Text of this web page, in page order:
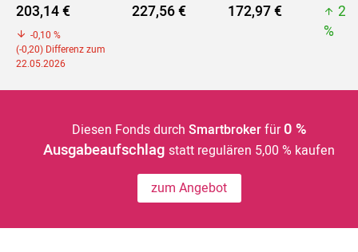
203,14 €
-0,10 %
(-0,20) Differenz zum
22.05.2026
227,56 € 172,97 €
%
Diesen Fonds durch Smartbrokerfür 0 %
Ausgabeaufschlagstatt regulären 5,00 % kaufen
zum Angebot